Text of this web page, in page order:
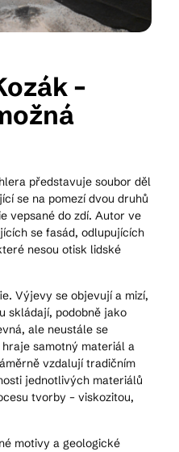
Jihlavy
–
představuje soubor děl
se na pomezí dvou druhů
vepsané do zdí. Autor ve
se fasád, odlupujících
nesou otisk lidské
Výjevy se objevují a mizí,
skládají, podobně jako
ale neustále se
samotný materiál a
vzdalují tradičním
jednotlivých materiálů
tvorby – viskozitou,
motivy a geologické